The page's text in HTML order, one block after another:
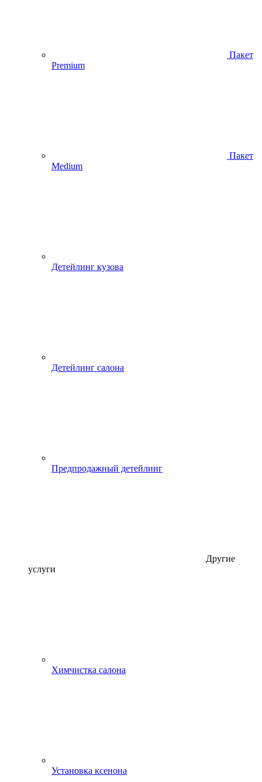
Пакет
Premium
Пакет
Medium
Детейлинг кузова
Детейлинг салона
Предпродажный детейлинг
Другие
услуги
Химчистка салона
Установка ксенона